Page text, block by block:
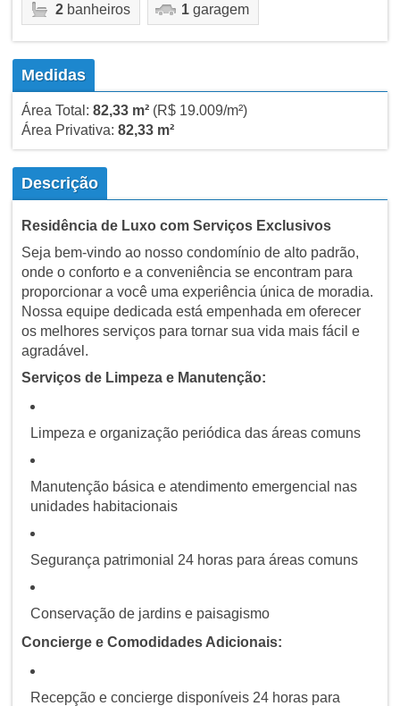
2banheiros 1garagem
Medidas
Área Total: 82,33 m²(R$ 19.009/m²)
Área Privativa: 82,33 m²
Descrição
Residência de Luxo com Serviços Exclusivos
Seja bem-vindo ao nosso condomínio de alto padrão,
onde o conforto e a conveniência se encontram para
proporcionar a você uma experiência única de moradia.
Nossa equipe dedicada está empenhada em oferecer
os melhores serviços para tornar sua vida mais fácil e
agradável.
Serviços de Limpeza e Manutenção:
Limpeza e organização periódica das áreas comuns
Manutenção básica e atendimento emergencial nas
unidades habitacionais
Segurança patrimonial 24 horas para áreas comuns
Conservação de jardins e paisagismo
Concierge e Comodidades Adicionais:
Recepção e concierge disponíveis 24 horas para